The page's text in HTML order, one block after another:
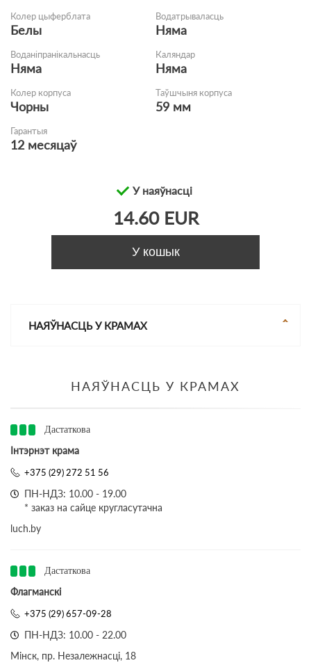
Колер цыферблата
Белы
Водатрываласць
Няма
Воданіпранікальнасць
Няма
Каляндар
Няма
Колер корпуса
Чорны
Таўшчыня корпуса
59 мм
Гарантыя
12 месяцаў
У наяўнасці
14.60 EUR
У кошык
НАЯЎНАСЦЬ У КРАМАХ
НАЯЎНАСЦЬ У КРАМАХ
Дастаткова
Інтэрнэт крама
+375 (29) 272 51 56
ПН-НДЗ: 10.00 - 19.00
* заказ на сайце кругласутачна
luch.by
Дастаткова
Флагманскі
+375 (29) 657-09-28
ПН-НДЗ: 10.00 - 22.00
Мінск, пр. Незалежнасці, 18